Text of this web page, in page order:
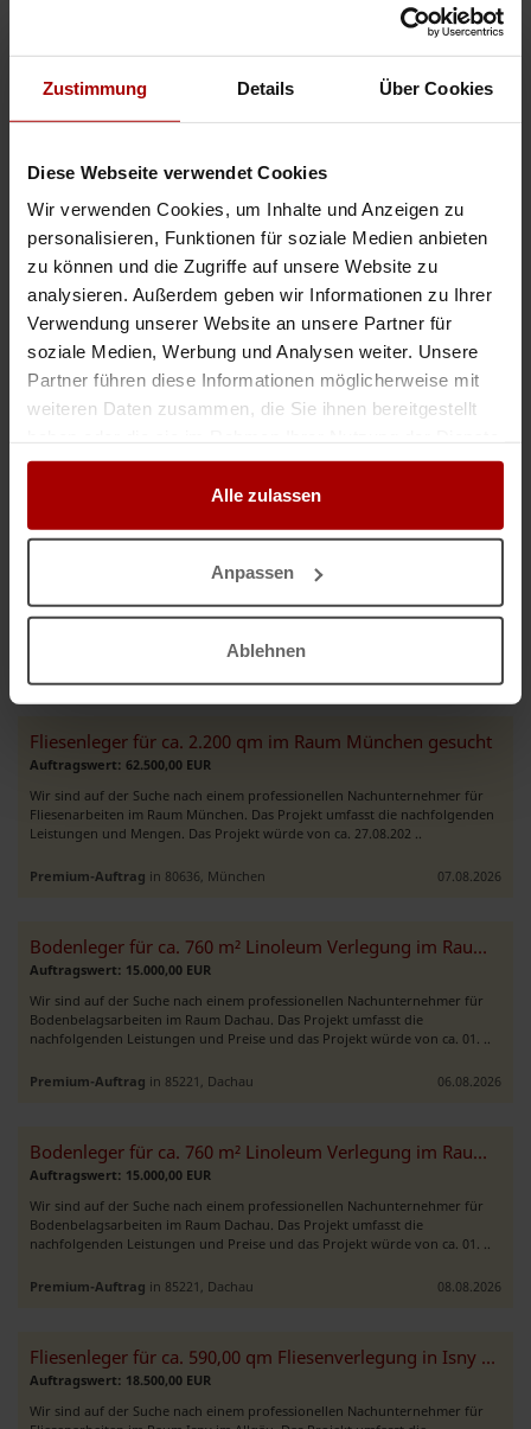
Zustimmung Details Über Cookies
Diese Webseite verwendet Cookies
Wir verwenden Cookies, um Inhalte und Anzeigen zu
personalisieren, Funktionen für soziale Medien anbieten
zu können und die Zugriffe auf unsere Website zu
analysieren. Außerdem geben wir Informationen zu Ihrer
Verwendung unserer Website an unsere Partner für
soziale Medien, Werbung und Analysen weiter. Unsere
Partner führen diese Informationen möglicherweise mit
weiteren Daten zusammen, die Sie ihnen bereitgestellt
gesammelt haben.
Alle zulassen
Anpassen
Ablehnen
Wir suchen für ein BV in Diepholz zwei bis drei Fliesenleger Facharbeiter.
Start : ab Mittwoch 29.07.2026 Ort : D- 49356 Diepholz Manpower : 2 – 3
Facharbeiter Fliesenleger ! Keine Helfer- d ..
Fliesenleger für ein BV in 01099 Dresden gesucht
Ab sofort suchen wir zwei bis drei Fliesenleger für ein Bauvorhaben in
Dresden. Einsatzdauer: 2 Wochen mit Folgebaustelle Tätigkeit: Treppenhaus
und Bodenfliesen in den Formaten 120x60 Arbeit ..
in 01099, Dresden
Weitere Premium-Aufträge
Fliesenleger für ca. 2.000 qm im Raum Hohenbrunn gesucht
Fliesen- und Plattenarbeiten im Raum Hohenbrunn bei München. Das
Fliesenleger für ca. 2.200 qm im Raum München gesucht
Auftragswert: 62.500,00 EUR
Wir sind auf der Suche nach einem professionellen Nachunternehmer für
Fliesenarbeiten im Raum München. Das Projekt umfasst die nachfolgenden
Leistungen und Mengen. Das Projekt würde von ca. 27.08.202 ..
Premium-Auftrag in 80636, München 07.08.2026
Bodenleger für ca. 760 m² Linoleum Verlegung im Raum Dachau gesucht
Auftragswert: 15.000,00 EUR
Wir sind auf der Suche nach einem professionellen Nachunternehmer für
Bodenbelagsarbeiten im Raum Dachau. Das Projekt umfasst die
nachfolgenden Leistungen und Preise und das Projekt würde von ca. 01. ..
Premium-Auftrag in 85221, Dachau 06.08.2026
Bodenleger für ca. 760 m² Linoleum Verlegung im Raum Dachau gesucht
Auftragswert: 15.000,00 EUR
Wir sind auf der Suche nach einem professionellen Nachunternehmer für
Bodenbelagsarbeiten im Raum Dachau. Das Projekt umfasst die
nachfolgenden Leistungen und Preise und das Projekt würde von ca. 01. ..
Premium-Auftrag in 85221, Dachau 08.08.2026
Fliesenleger für ca. 590,00 qm Fliesenverlegung in Isny gesucht
Auftragswert: 18.500,00 EUR
Wir sind auf der Suche nach einem professionellen Nachunternehmer für